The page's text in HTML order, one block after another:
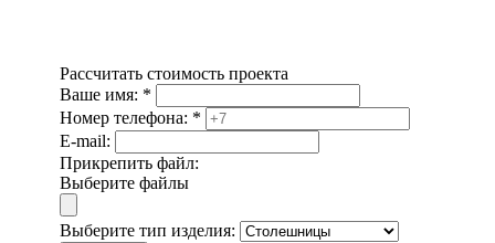
Рассчитать стоимость проекта
Ваше имя: *
Номер телефона: *
E-mail:
Прикрепить файл:
Выберите файлы
Выберите тип изделия: